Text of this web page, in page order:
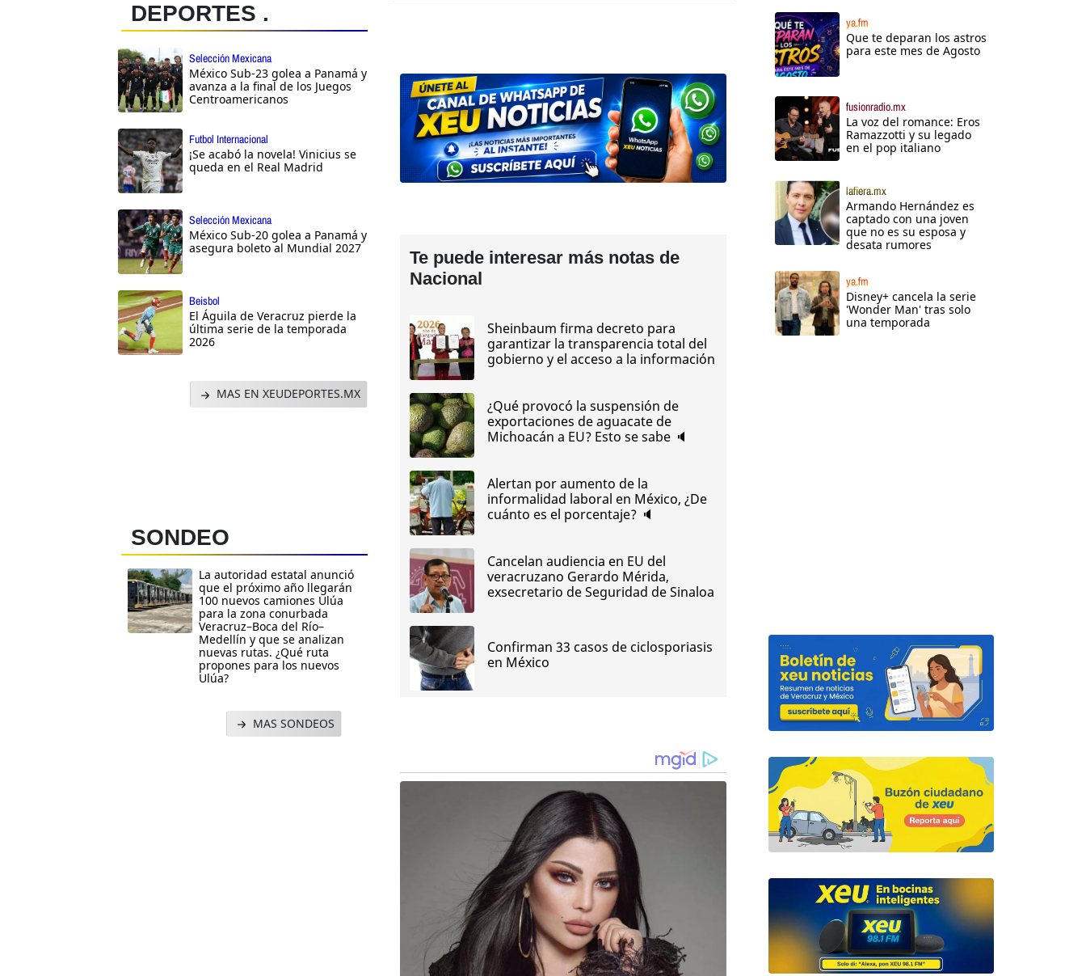
DEPORTES .
Selección Mexicana
México Sub-23 golea a Panamá y
avanza a la final de los Juegos
Centroamericanos
Futbol Internacional
¡Se acabó la novela! Vinicius se
queda en el Real Madrid
Selección Mexicana
México Sub-20 golea a Panamá y
asegura boleto al Mundial 2027
Beisbol
El Águila de Veracruz pierde la
última serie de la temporada
2026
MAS EN XEUDEPORTES.MX
SONDEO
La autoridad estatal anunció
que el próximo año llegarán
100 nuevos camiones Ulúa
para la zona conurbada
Veracruz–Boca del Río–
Medellín y que se analizan
nuevas rutas. ¿Qué ruta
propones para los nuevos
Ulúa?
MAS SONDEOS
Te puede interesar más notas de
Nacional
Sheinbaum firma decreto para
garantizar la transparencia total del
gobierno y el acceso a la información
¿Qué provocó la suspensión de
exportaciones de aguacate de
Michoacán a EU? Esto se sabe 🔈
Alertan por aumento de la
informalidad laboral en México, ¿De
cuánto es el porcentaje? 🔈
Cancelan audiencia en EU del
veracruzano Gerardo Mérida,
exsecretario de Seguridad de Sinaloa
Confirman 33 casos de ciclosporiasis
en México
ya.fm
Que te deparan los astros
para este mes de Agosto
fusionradio.mx
La voz del romance: Eros
Ramazzotti y su legado
en el pop italiano
lafiera.mx
Armando Hernández es
captado con una joven
que no es su esposa y
desata rumores
ya.fm
Disney+ cancela la serie
'Wonder Man' tras solo
una temporada